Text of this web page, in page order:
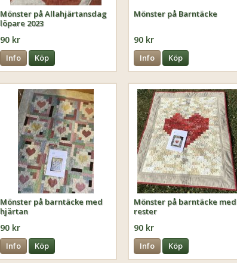
Mönster på Allahjärtansdag
löpare 2023
90 kr
Info Köp
Mönster på Barntäcke
90 kr
Info Köp
Mönster på barntäcke med
hjärtan
90 kr
Info Köp
Mönster på barntäcke med
rester
90 kr
Info Köp